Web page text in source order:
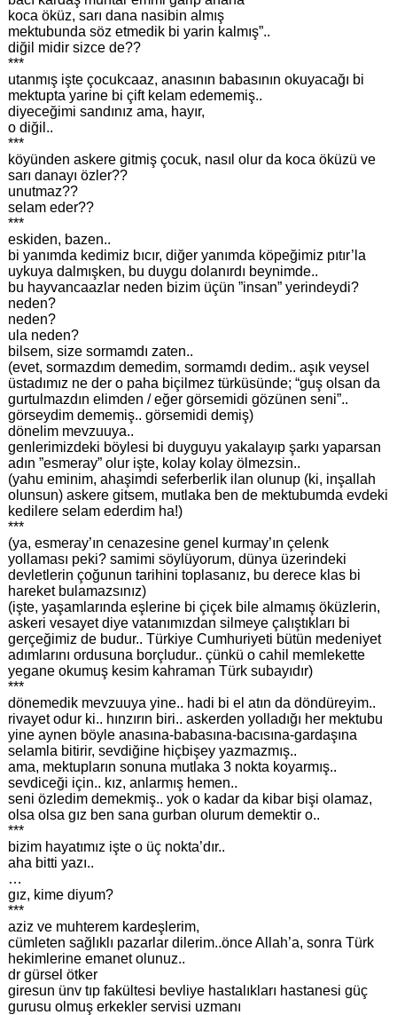
koca öküz, sarı dana nasibin almış
mektubunda söz etmedik bi yarin kalmış”..
diğil midir sizce de??
***
utanmış işte çocukcaaz, anasının babasının okuyacağı bi
mektupta yarine bi çift kelam edememiş..
diyeceğimi sandınız ama, hayır,
o diğil..
***
köyünden askere gitmiş çocuk, nasıl olur da koca öküzü ve
sarı danayı özler??
unutmaz??
selam eder??
***
eskiden, bazen..
bi yanımda kedimiz bıcır, diğer yanımda köpeğimiz pıtır’la
uykuya dalmışken, bu duygu dolanırdı beynimde..
bu hayvancaazlar neden bizim üçün ”insan” yerindeydi?
neden?
neden?
ula neden?
bilsem, size sormamdı zaten..
(evet, sormazdım demedim, sormamdı dedim.. aşık veysel
üstadımız ne der o paha biçilmez türküsünde; “guş olsan da
gurtulmazdın elimden / eğer görsemidi gözünen seni”..
görseydim dememiş.. görsemidi demiş)
dönelim mevzuuya..
genlerimizdeki böylesi bi duyguyu yakalayıp şarkı yaparsan
adın ”esmeray” olur işte, kolay kolay ölmezsin..
(yahu eminim, ahaşimdi seferberlik ilan olunup (ki, inşallah
olunsun) askere gitsem, mutlaka ben de mektubumda evdeki
kedilere selam ederdim ha!)
***
(ya, esmeray’ın cenazesine genel kurmay’ın çelenk
yollaması peki? samimi söylüyorum, dünya üzerindeki
devletlerin çoğunun tarihini toplasanız, bu derece klas bi
hareket bulamazsınız)
(işte, yaşamlarında eşlerine bi çiçek bile almamış öküzlerin,
askeri vesayet diye vatanımızdan silmeye çalıştıkları bi
gerçeğimiz de budur.. Türkiye Cumhuriyeti bütün medeniyet
adımlarını ordusuna borçludur.. çünkü o cahil memlekette
yegane okumuş kesim kahraman Türk subayıdır)
***
dönemedik mevzuuya yine.. hadi bi el atın da döndüreyim..
rivayet odur ki.. hınzırın biri.. askerden yolladığı her mektubu
yine aynen böyle anasına-babasına-bacısına-gardaşına
selamla bitirir, sevdiğine hiçbişey yazmazmış..
ama, mektupların sonuna mutlaka 3 nokta koyarmış..
sevdiceği için.. kız, anlarmış hemen..
seni özledim demekmiş.. yok o kadar da kibar bişi olamaz,
olsa olsa gız ben sana gurban olurum demektir o..
***
bizim hayatımız işte o üç nokta’dır..
aha bitti yazı..
…
gız, kime diyum?
***
aziz ve muhterem kardeşlerim,
cümleten sağlıklı pazarlar dilerim..önce Allah’a, sonra Türk
hekimlerine emanet olunuz..
dr gürsel ötker
giresun ünv tıp fakültesi bevliye hastalıkları hastanesi güç
gurusu olmuş erkekler servisi uzmanı